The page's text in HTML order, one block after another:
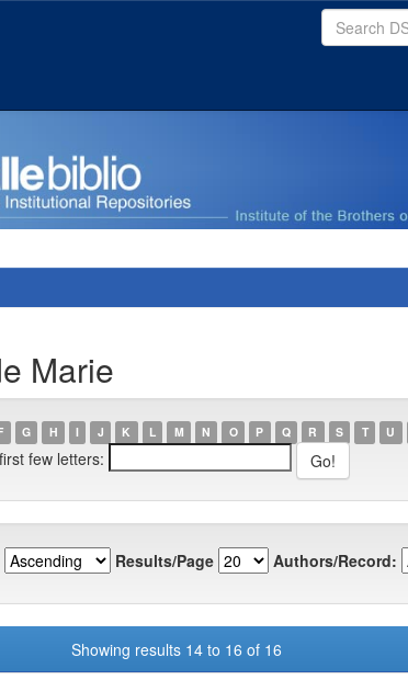
Marie
G H I J K L M N O P Q R S T U
few letters:
Results/Page Authors/Record:
Showing results 14 to 16 of 16